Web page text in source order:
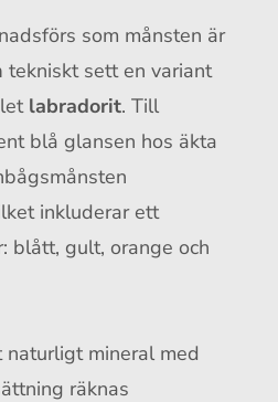
som månsten är
tekniskt sett en variant
labradorit. Till
blå glansen hos äkta
inkluderar ett
blått, gult, orange och
mineral med
räknas